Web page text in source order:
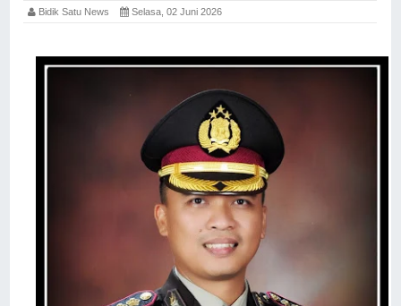
Bidik Satu News Selasa, 02 Juni 2026